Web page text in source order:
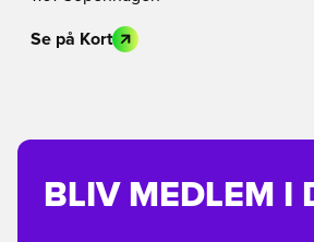
Se på Kort
BLIV MEDLEM I